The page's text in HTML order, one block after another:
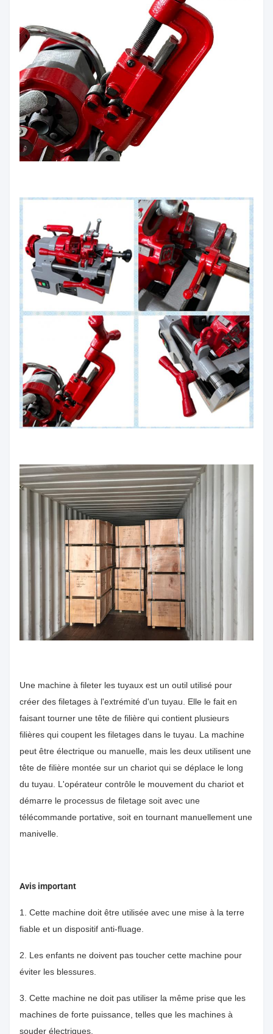
Une machine à fileter les tuyaux est un outil utilisé pour
créer des filetages à l'extrémité d'un tuyau. Elle le fait en
faisant tourner une tête de filière qui contient plusieurs
filières qui coupent les filetages dans le tuyau. La machine
peut être électrique ou manuelle, mais les deux utilisent une
tête de filière montée sur un chariot qui se déplace le long
du tuyau. L'opérateur contrôle le mouvement du chariot et
démarre le processus de filetage soit avec une
télécommande portative, soit en tournant manuellement une
manivelle.
Avis important
1. Cette machine doit être utilisée avec une mise à la terre
fiable et un dispositif anti-fluage.
2. Les enfants ne doivent pas toucher cette machine pour
éviter les blessures.
3. Cette machine ne doit pas utiliser la même prise que les
machines de forte puissance, telles que les machines à
souder électriques.